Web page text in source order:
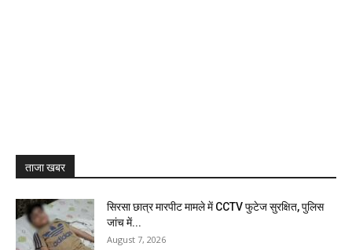
ताजा खबर
सिरसा छात्र मारपीट मामले में CCTV फुटेज सुरक्षित, पुलिस
जांच में...
August 7, 2026